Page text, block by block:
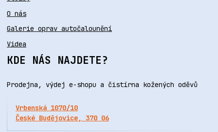
O nás
Galerie oprav autočalounění
Videa
KDE NÁS NAJDETE?
Prodejna, výdej e-shopu a čistírna kožených oděvů
Vrbenská 1070/10
České Budějovice, 370 06